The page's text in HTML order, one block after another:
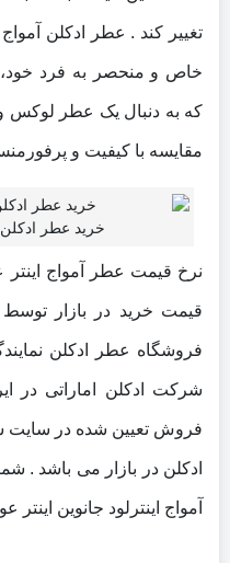
تغییر کند . عطر ادکلن آمواج
خاص و منحصر به فرد خود،
که به دنبال یک عطر لوکس و
مقایسه با کیفیت و
خرید عطر ادکلن
نرخ قیمت عطر آمواج اینتر
قیمت خرید در بازار
فروشگاه عطر ادکلن
شرکت ادکلن اماراتی در
فروش تعیین شده در سایت
ادکلن در بازار می باشد .
آمواج اینترلود جانوین